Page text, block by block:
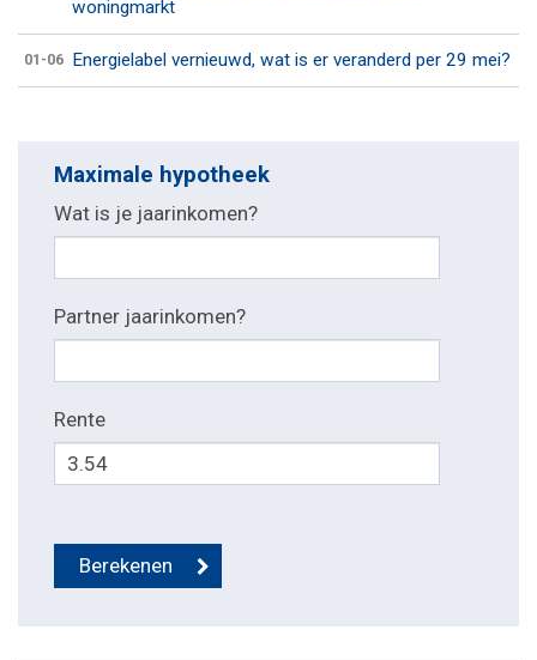
woningmarkt
01-06 Energielabel vernieuwd, wat is er veranderd per 29 mei?
Maximale hypotheek
Wat is je jaarinkomen?
Partner jaarinkomen?
Rente